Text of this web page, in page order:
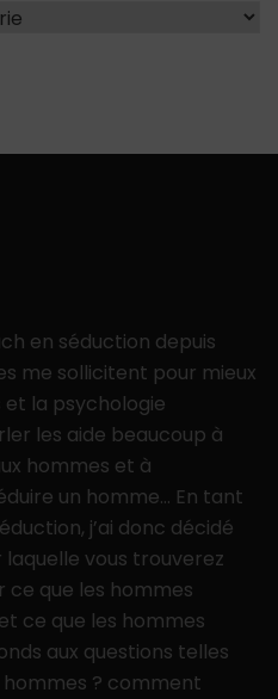
en séduction depuis
me sollicitent pour mieux
la psychologie
les aide beaucoup à
hommes et à
un homme… En tant
j’ai donc décidé
vous trouverez
ce que les hommes
ce que les hommes
aux questions telles
? comment